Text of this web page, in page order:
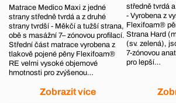
Matrace Medico Maxi z jedné
strany středně tvrdá a z druhé
strany tvrdší - Měkčí a tužší strana,
obě s masážní 7– zónovou profilací.
Střední část matrace vyrobena z
tlakově pojené pěny Flexifoam®
RE velmi vysoké objemové
hmotnosti pro zvýšenou…
Zobrazit více
středně tvrdá
- Vyrobena z
Flexifoam®
Strana Hard
(sv. zelená),
7-zónovou
pro lepší…